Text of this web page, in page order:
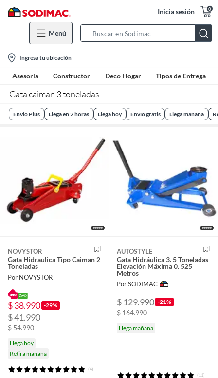
Inicia sesión 0
Menú
Bar
location-
icon
Ingresa tu ubicación
Asesoría Constructor Deco Hogar Tipos de Entrega
Gata caiman 3 toneladas
Envio Plus Llega en 2 horas Llega hoy Envío gratis Llega mañana
NOVYSTOR
Gata Hidraulica Tipo Caiman 2
Toneladas
Por NOVYSTOR
$ 38.990 -29%
$ 41.990
$ 54.990
Llega hoy
Retira mañana
(4)
AUTOSTYLE
Gata Hidráulica 3. 5 Toneladas
Elevación Máxima 0. 525
Metros
Por SODIMAC
$ 129.990 -21%
$ 164.990
Llega mañana
(11)